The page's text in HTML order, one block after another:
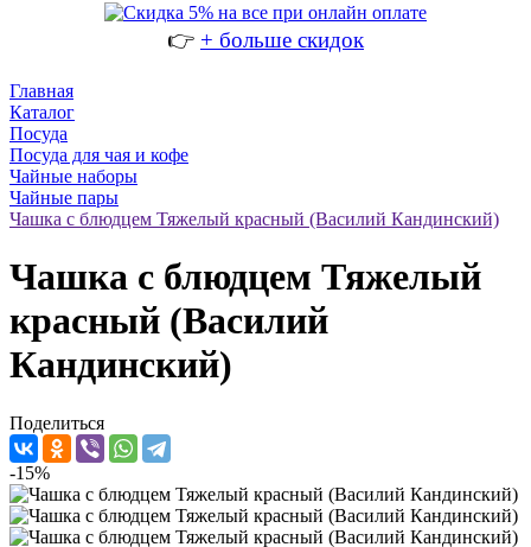
👉 + больше скидок
Главная
Каталог
Посуда
Посуда для чая и кофе
Чайные наборы
Чайные пары
Чашка с блюдцем Тяжелый красный (Василий Кандинский)
Чашка с блюдцем Тяжелый
красный (Василий
Кандинский)
Поделиться
-15%